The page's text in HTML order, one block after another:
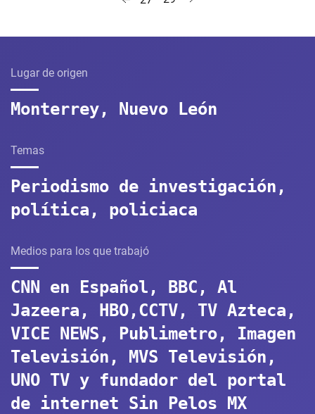
Lugar de origen
Monterrey, Nuevo León
Temas
Periodismo de investigación,
política, policiaca
Medios para los que trabajó
CNN en Español, BBC, Al
Jazeera, HBO,CCTV, TV Azteca,
VICE NEWS, Publimetro, Imagen
Televisión, MVS Televisión,
UNO TV y fundador del portal
de internet Sin Pelos MX